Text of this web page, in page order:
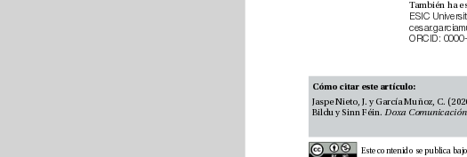
Bildu y Sinn Féin.
Doxa Comunicación